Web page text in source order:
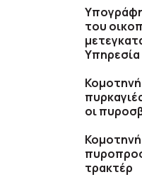
του
οι
τρακτέρ